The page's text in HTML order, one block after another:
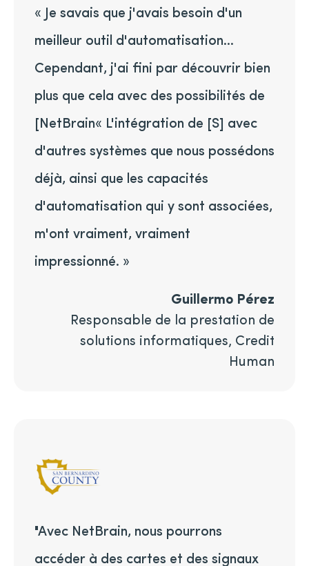
« Je savais que j'avais besoin d'un
meilleur outil d'automatisation…
Cependant, j'ai fini par découvrir bien
plus que cela avec des possibilités de
[NetBrain« L'intégration de [S] avec
d'autres systèmes que nous possédons
déjà, ainsi que les capacités
d'automatisation qui y sont associées,
m'ont vraiment, vraiment
impressionné. »
Guillermo Pérez
Responsable de la prestation de
solutions informatiques, Credit
Human
"Avec NetBrain, nous pourrons
accéder à des cartes et des signaux